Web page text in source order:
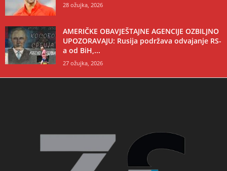
28 ožujka, 2026
AMERIČKE OBAVJEŠTAJNE AGENCIJE OZBILJNO
UPOZORAVAJU: Rusija podržava odvajanje RS-
a od BiH,...
27 ožujka, 2026